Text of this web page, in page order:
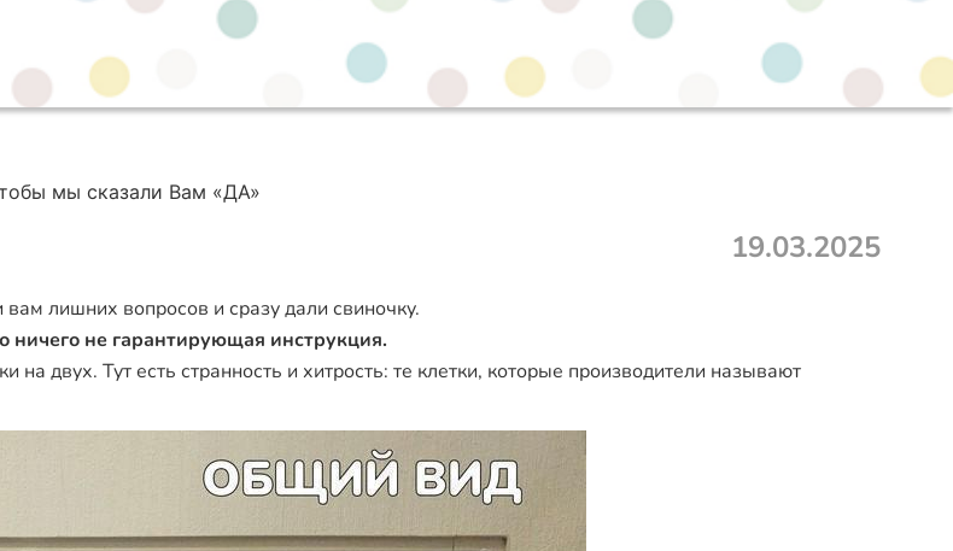
мы сказали Вам «ДА»
19.03.2025
лишних вопросов и сразу дали свиночку.
ничего не гарантирующая инструкция.
на двух. Тут есть странность и хитрость: те клетки, которые производители называют